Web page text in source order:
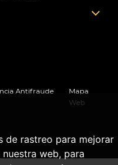
de rastreo para mejorar
web, para
Antifraude
Mapa
Web